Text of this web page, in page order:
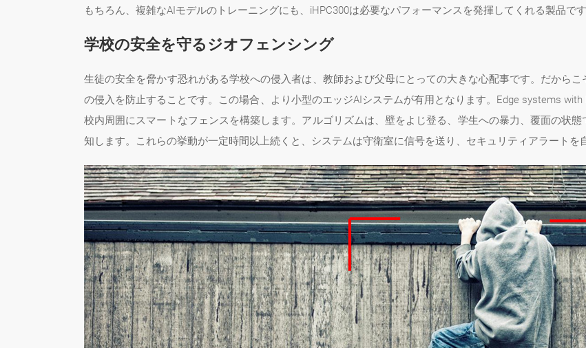
もちろん、複雑なAIモデルのトレーニングにも、iHPC300は必要なパフォーマンスを発揮してくれる製品です
学校の安全を守るジオフェンシング
生徒の安全を脅かす恐れがある学校への侵入者は、教師および父母にとっての大きな心配事です。だから
の侵入を防止することです。この場合、より小型のエッジAIシステムが有用となります。Edge systems
校内周囲にスマートなフェンスを構築します。アルゴリズムは、壁をよじ登る、学生への暴力、覆面の状
知します。これらの挙動が一定時間以上続くと、システムは守衛室に信号を送り、セキュリティアラートを